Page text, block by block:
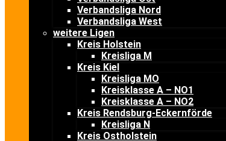
Verbandsliga Nord
Verbandsliga West
weitere Ligen
Kreis Holstein
Kreisliga M
Kreis Kiel
Kreisliga MO
Kreisklasse A – NO1
Kreisklasse A – NO2
Kreis Rendsburg-Eckernförde
Kreisliga N
Kreis Ostholstein